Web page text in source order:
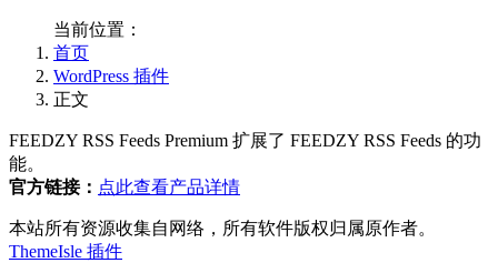
当前位置：
首页
WordPress 插件
正文
FEEDZY RSS Feeds Premium 扩展了 FEEDZY RSS Feeds 的功
能。
官方链接： 点此查看产品详情
本站所有资源收集自网络，所有软件版权归属原作者。
ThemeIsle 插件